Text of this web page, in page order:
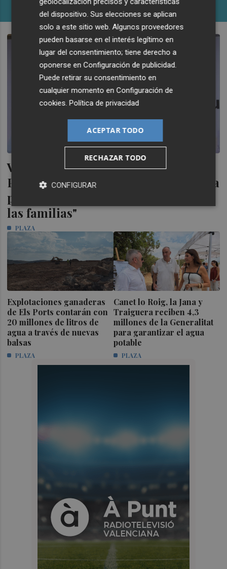
PLAZA
Vila-real denuncia el traslado del
Punto de Encuentro Familiar a Onda
por "el perjuicio que supondrá para
las familias"
PLAZA
Explotaciones ganaderas
de Els Ports contarán con
20 millones de litros de
agua a través de nuevas
balsas
PLAZA
Canet lo Roig, la Jana y
Traiguera reciben 4,3
millones de la Generalitat
para garantizar el agua
potable
PLAZA
del dispositivo. Sus elecciones se aplican
solo a este sitio web. Algunos proveedores
pueden basarse en el interés legítimo en
lugar del consentimiento; tiene derecho a
oponerse enConfiguración de publicidad.
Puede retirar su consentimiento en
cualquier momento enConfiguración de
cookies.Política de privacidad
ACEPTAR TODO
RECHAZAR TODO
CONFIGURAR